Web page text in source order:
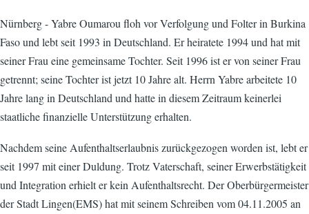
Nürnberg - Yabre Oumarou floh vor Verfolgung und Folter in Burkina
Faso und lebt seit 1993 in Deutschland. Er heiratete 1994 und hat mit
seiner Frau eine gemeinsame Tochter. Seit 1996 ist er von seiner Frau
getrennt; seine Tochter ist jetzt 10 Jahre alt. Herrn Yabre arbeitete 10
Jahre lang in Deutschland und hatte in diesem Zeitraum keinerlei
staatliche finanzielle Unterstützung erhalten.
Nachdem seine Aufenthaltserlaubnis zurückgezogen worden ist, lebt er
seit 1997 mit einer Duldung. Trotz Vaterschaft, seiner Erwerbstätigkeit
und Integration erhielt er kein Aufenthaltsrecht. Der Oberbürgermeister
der Stadt Lingen(EMS) hat mit seinem Schreiben vom 04.11.2005 an